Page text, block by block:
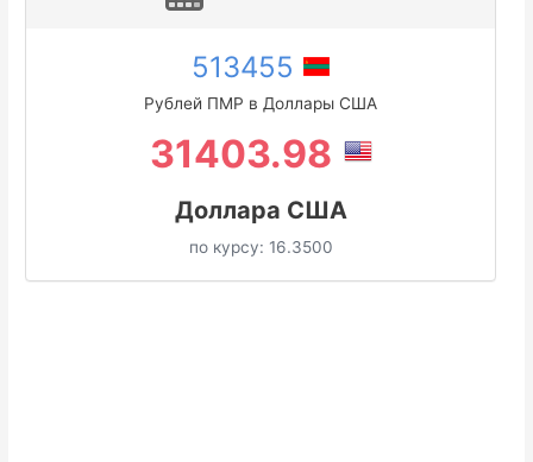
513455
Рублей ПМР в Доллары США
31403.98
Доллара США
по курсу: 16.3500